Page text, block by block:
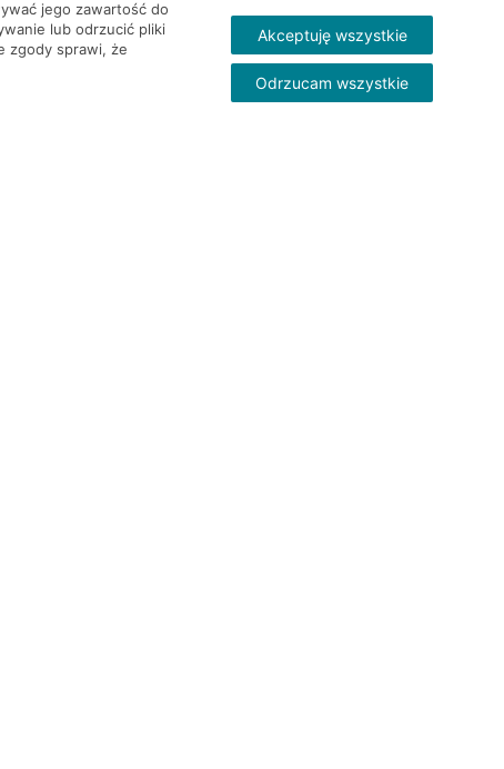
jego zawartość do
lub odrzucić pliki
zgody sprawi, że
Akceptuję wszystkie
Odrzucam wszystkie